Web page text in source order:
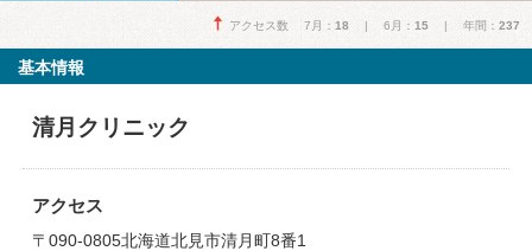
アクセス数 7月： 18 | 6月： 15 | 年間： 237
基本情報
清月クリニック
アクセス
〒090-0805北海道北見市清月町8番1